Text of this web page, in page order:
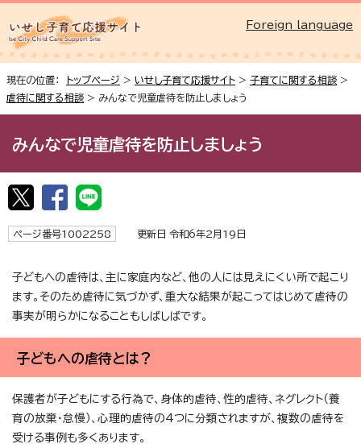
Foreign language
現在の位置： トップページ > いせし子育て応援サイト > 子育てに関する相談 >
虐待に関する相談 > みんなで児童虐待を防止しましょう
みんなで児童虐待を防止しましょう
ページ番号1002258 更新日 令和6年2月19日
子どもへの虐待は、主に家庭内など、他の人には見えにくい所で起こり
ます。そのため虐待に気づかず、重大な結果が起こってはじめて虐待の
事実が明らかになることもしばしばです。
子どもへの虐待とは？
保護者が子どもにする行為で、身体的虐待、性的虐待、ネグレクト（養
育の放棄・怠慢）、心理的虐待の4つに分類されますが、複数の虐待を
受ける事例も多くあります。